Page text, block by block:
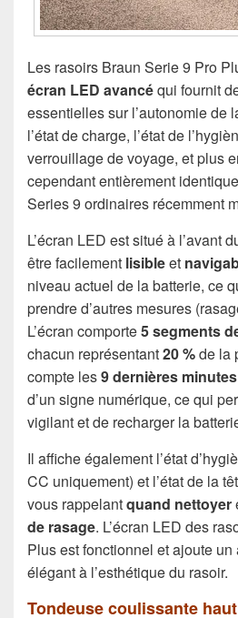
Les rasoirs Braun Serie 9 Pro
écran LED avancéqui fournit
essentielles sur l’autonomie de
l’état de charge, l’état de
verrouillage de voyage, et plus
cependant entièrement
Series 9 ordinaires récemment
L’écran LED est situé à l’avant
être facilement lisibleet
niveau actuel de la batterie, ce
prendre d’autres mesures
L’écran comporte5 segments
chacun représentant20 %de la
compte les9 dernières minutes
d’un signe numérique, ce qui
vigilant et de recharger la
Il affiche également l’état
CC uniquement) et l’état de la
vous rappelantquand nettoyer
de rasage. L’écran LED des
Plus est fonctionnel et ajoute
élégant à l’esthétique du rasoir.
Tondeuse coulissante